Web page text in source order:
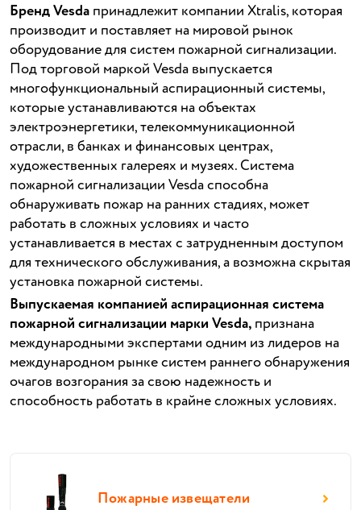
Бренд Vesdaпринадлежит компании Xtralis, которая
производит и поставляет на мировой рынок
оборудование для систем пожарной сигнализации.
Под торговой маркой Vesda выпускается
многофункциональный аспирационный системы,
которые устанавливаются на объектах
электроэнергетики, телекоммуникационной
отрасли, в банках и финансовых центрах,
художественных галереях и музеях. Система
пожарной сигнализации Vesda способна
обнаруживать пожар на ранних стадиях, может
работать в сложных условиях и часто
устанавливается в местах с затрудненным доступом
для технического обслуживания, а возможна скрытая
установка пожарной системы.
Выпускаемая компанией аспирационная система
пожарной сигнализации марки Vesda,признана
международными экспертами одним из лидеров на
международном рынке систем раннего обнаружения
очагов возгорания за свою надежность и
способность работать в крайне сложных условиях.
Пожарные извещатели